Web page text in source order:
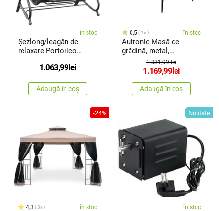
în stoc
Șezlong/leagăn de
relaxare Portorico
1.063,99 lei
Adaugă în coș
0,5 1x în stoc
Autronic Masă de
grădină, metal,
polywood, maro, AZ-
F1407 NAT
1.331,99 lei
1.169,99 lei
Adaugă în coș
-24%
4,3 3x în stoc
Noutate
în stoc